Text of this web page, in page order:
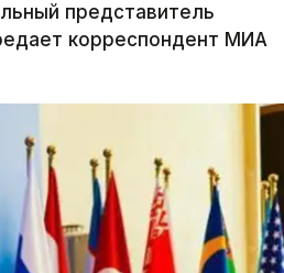
представитель
корреспондент МИА